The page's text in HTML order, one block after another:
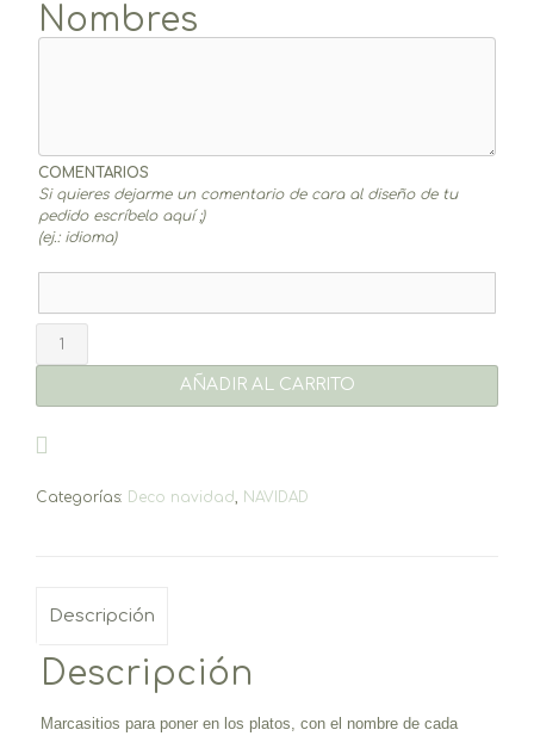
Nombres
COMENTARIOS
Si quieres dejarme un comentario de cara al diseño de tu
pedido escríbelo aquí ;)
(ej.: idioma)
Navidad
cantidad
AÑADIR AL CARRITO
Categorías: Deco navidad, NAVIDAD
Descripción
Descripción
Marcasitios para poner en los platos, con el nombre de cada